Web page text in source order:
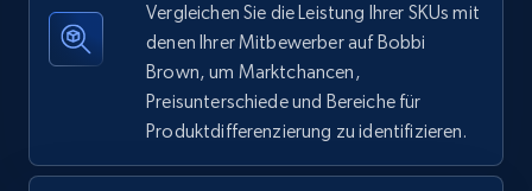
eBay
URL, Product id, Title, Seller name, Seller rating,
Seller reviews, Breadcrumbs, Root category, and
2.5K+ 359+ Jetzt anfangen
Vergleichen Sie die Leistung Ihrer SKUs mit
denen Ihrer Mitbewerber auf Bobbi
Brown, um Marktchancen,
Preisunterschiede und Bereiche für
Produktdifferenzierung zu identifizieren.